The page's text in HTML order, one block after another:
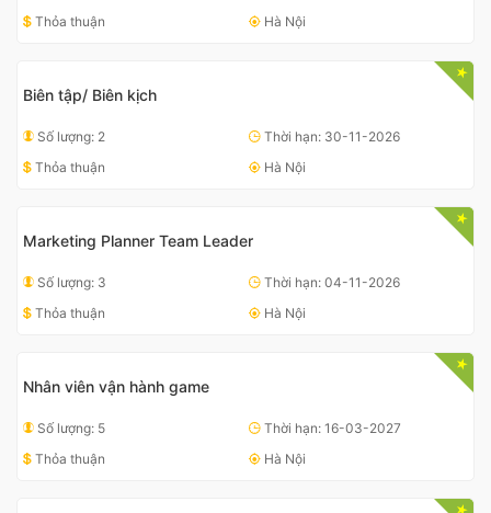
Thỏa thuận
Hà Nội
Biên tập/ Biên kịch
Số lượng: 2
Thời hạn: 30-11-2026
Thỏa thuận
Hà Nội
Marketing Planner Team Leader
Số lượng: 3
Thời hạn: 04-11-2026
Thỏa thuận
Hà Nội
Nhân viên vận hành game
Số lượng: 5
Thời hạn: 16-03-2027
Thỏa thuận
Hà Nội